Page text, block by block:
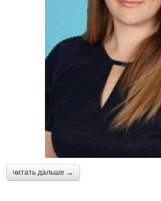
читать дальше →